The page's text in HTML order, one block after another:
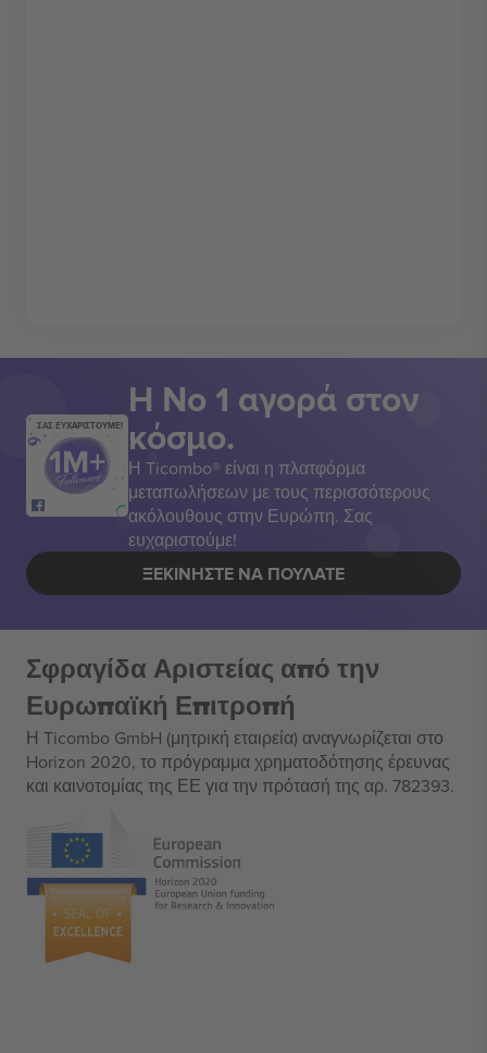
ΣΑΣ ΕΥΧΑΡΙΣΤΟΥΜΕ!
Η Νο 1 αγορά στον
κόσμο.
Η Ticombo® είναι η πλατφόρμα
μεταπωλήσεων με τους περισσότερους
ακόλουθους στην Ευρώπη. Σας
ευχαριστούμε!
ΞΕΚΙΝΉΣΤΕ ΝΑ ΠΟΥΛΆΤΕ
Σφραγίδα Αριστείας από την
Ευρωπαϊκή Επιτροπή
Η Ticombo GmbH (μητρική εταιρεία) αναγνωρίζεται στο
Horizon 2020, το πρόγραμμα χρηματοδότησης έρευνας
και καινοτομίας της ΕΕ για την πρότασή της αρ. 782393.